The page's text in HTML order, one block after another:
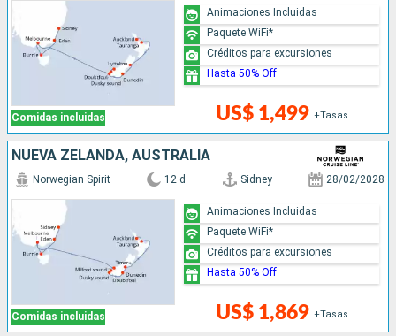
Comidas incluidas US$ 1,499 +Tasas
Animaciones Incluidas
Paquete WiFi*
Créditos para excursiones
Hasta 50% Off
NUEVA ZELANDA, AUSTRALIA
Comidas incluidas
Norwegian Spirit 12 d Sidney 28/02/2028
US$ 1,869 +Tasas
Animaciones Incluidas
Paquete WiFi*
Créditos para excursiones
Hasta 50% Off